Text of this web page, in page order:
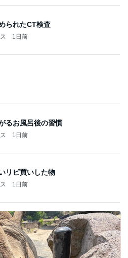
旦終了
たごぼう茶の味
1日前
味の季節限定ケーキ